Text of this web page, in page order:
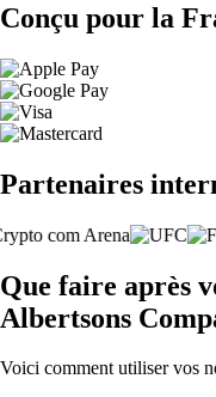
Conçu pour la
Partenaires
Que faire après
Albertsons
Voici comment utiliser vos